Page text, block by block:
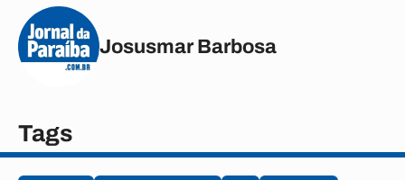
Josusmar Barbosa
Tags